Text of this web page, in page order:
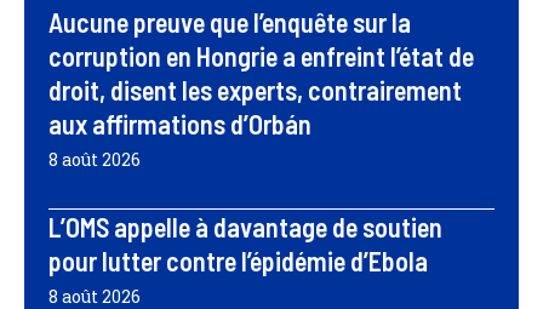
Aucune preuve que l’enquête sur la
corruption en Hongrie a enfreint l’état de
droit, disent les experts, contrairement
aux affirmations d’Orbán
8 août 2026
L’OMS appelle à davantage de soutien
pour lutter contre l’épidémie d’Ebola
8 août 2026